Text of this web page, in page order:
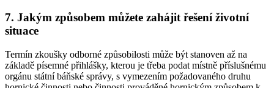
7. Jakým způsobem můžete zahájit řešení životní
situace
Termín zkoušky odborné způsobilosti může být stanoven až na
základě písemné přihlášky, kterou je třeba podat místně příslušnému
orgánu státní báňské správy, s vymezením požadovaného druhu